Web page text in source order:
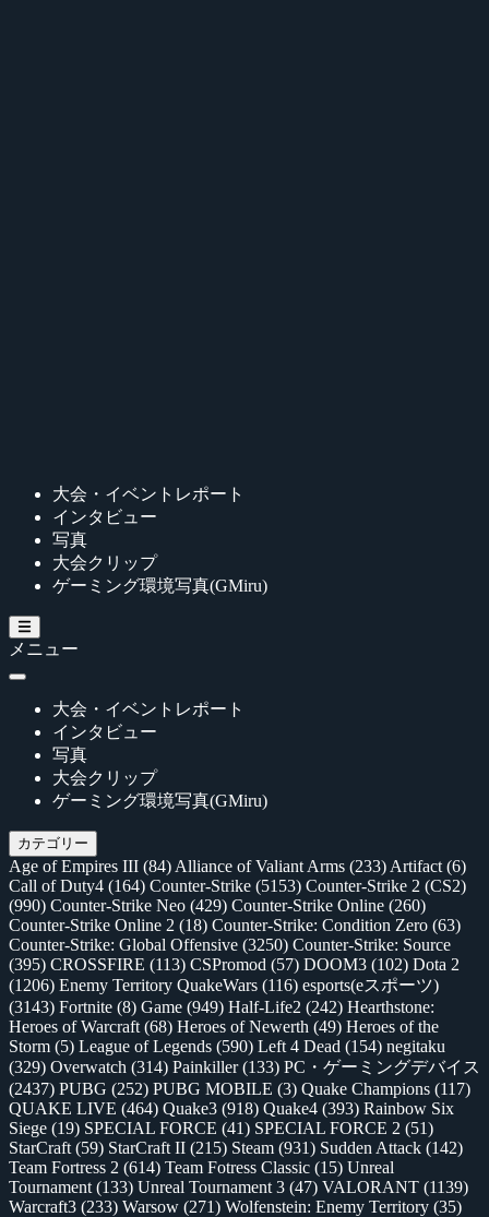
大会・イベントレポート
インタビュー
写真
大会クリップ
ゲーミング環境写真(GMiru)
メニュー
大会・イベントレポート
インタビュー
写真
大会クリップ
ゲーミング環境写真(GMiru)
カテゴリー
Age of Empires III (84) Alliance of Valiant Arms (233) Artifact (6)
Call of Duty4 (164) Counter-Strike (5153) Counter-Strike 2 (CS2)
(990) Counter-Strike Neo (429) Counter-Strike Online (260)
Counter-Strike Online 2 (18) Counter-Strike: Condition Zero (63)
Counter-Strike: Global Offensive (3250) Counter-Strike: Source
(395) CROSSFIRE (113) CSPromod (57) DOOM3 (102) Dota 2
(1206) Enemy Territory QuakeWars (116) esports(eスポーツ)
(3143) Fortnite (8) Game (949) Half-Life2 (242) Hearthstone:
Heroes of Warcraft (68) Heroes of Newerth (49) Heroes of the
Storm (5) League of Legends (590) Left 4 Dead (154) negitaku
(329) Overwatch (314) Painkiller(133) PC・ゲーミングデバイス
(2437) PUBG (252) PUBG MOBILE (3) Quake Champions (117)
QUAKE LIVE (464) Quake3 (918) Quake4 (393) Rainbow Six
Siege (19) SPECIAL FORCE (41) SPECIAL FORCE 2 (51)
StarCraft (59) StarCraft II (215) Steam (931) Sudden Attack (142)
Team Fortress 2 (614) Team Fotress Classic (15) Unreal
Tournament (133) Unreal Tournament 3 (47) VALORANT (1139)
Warcraft3 (233) Warsow (271) Wolfenstein: Enemy Territory (35)